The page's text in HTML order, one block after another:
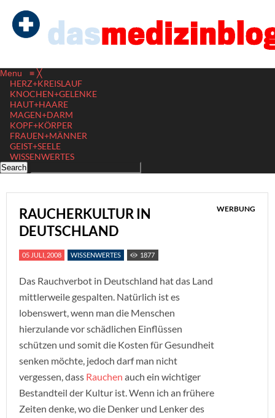
Menu ≡ ╳
HERZ+KREISLAUF
KNOCHEN+GELENKE
HAUT+HAARE
MAGEN+DARM
KOPF+KÖRPER
FRAUEN+MÄNNER
GEIST+SEELE
WISSENWERTES
RAUCHERKULTUR IN
DEUTSCHLAND
WERBUNG
05 JULI, 2008 WISSENWERTES 1877
Das Rauchverbot in Deutschland hat das Land
mittlerweile gespalten. Natürlich ist es
lobenswert, wenn man die Menschen
hierzulande vor schädlichen Einflüssen
schützen und somit die Kosten für Gesundheit
senken möchte, jedoch darf man nicht
vergessen, dass Rauchen auch ein wichtiger
Bestandteil der Kultur ist. Wenn ich an frühere
Zeiten denke, wo die Denker und Lenker des